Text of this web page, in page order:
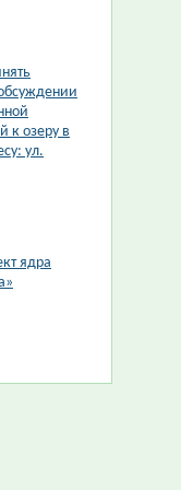
к озеру в
ул.
ядра